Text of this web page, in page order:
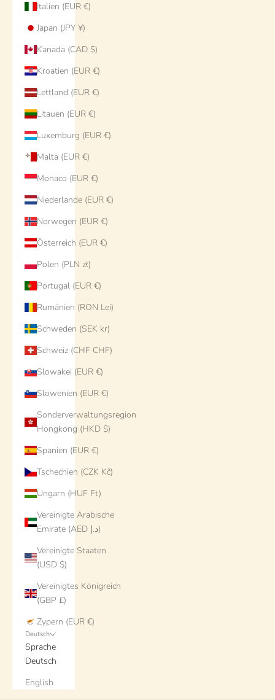
Italien (EUR €)
Japan (JPY ¥)
Kanada (CAD $)
Kroatien (EUR €)
Lettland (EUR €)
Litauen (EUR €)
Luxemburg (EUR €)
Malta (EUR €)
Monaco (EUR €)
Niederlande (EUR €)
Norwegen (EUR €)
Österreich (EUR €)
Polen (PLN zł)
Portugal (EUR €)
Rumänien (RON Lei)
Schweden (SEK kr)
Schweiz (CHF CHF)
Slowakei (EUR €)
Slowenien (EUR €)
Sonderverwaltungsregion
Hongkong (HKD $)
Spanien (EUR €)
Tschechien (CZK Kč)
Ungarn (HUF Ft)
Vereinigte Arabische
Emirate (AED د.إ)
Vereinigte Staaten
(USD $)
Vereinigtes Königreich
(GBP £)
Zypern (EUR €)
Deutsch
Sprache
Deutsch
English